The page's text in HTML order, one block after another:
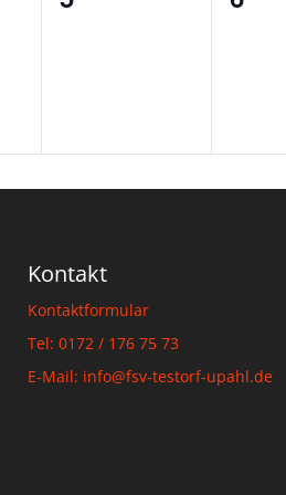
Kontakt
Kontaktformular
Tel: 0172 / 176 75 73
E-Mail: info@fsv-testorf-upahl.de